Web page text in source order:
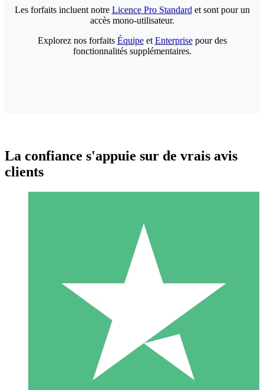
Packs de Crédits Individuels
Payez à l'utilisation avec des crédits de téléchargement. Sans
1 Téléchargement
10 00
Les forfaits incluent notre Licence Pro Standard et sont pour un
accès mono-utilisateur.
Explorez nos forfaits Équipeet Enterprisepour des
fonctionnalités supplémentaires.
La confiance s'appuie sur de vrais avis
clients